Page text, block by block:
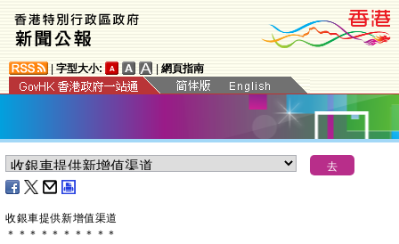
字型大小: 網頁指南
收銀車提供新增值渠道
＊ ＊ ＊ ＊ ＊ ＊ ＊ ＊ ＊ ＊